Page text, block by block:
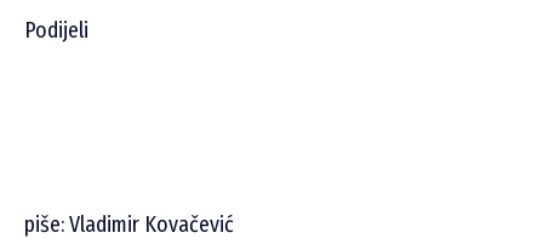
Podijeli
piše: Vladimir Kovačević